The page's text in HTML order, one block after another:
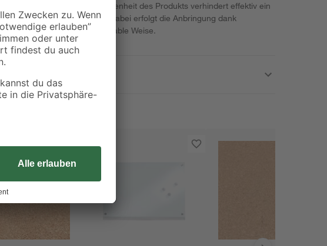
Die Oberflächenbeschaffenheit des Produkts verhindert effektiv ein
oder Möbeln. Dabei erfolgt die Anbringung dank
auf äußerst komfortable Weise.